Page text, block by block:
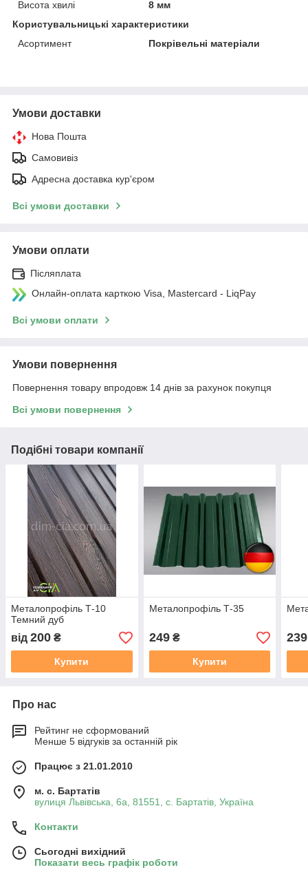
Висота хвилі
8 мм
Користувальницькі характеристики
Асортимент
Покрівельні матеріали
Умови доставки
Нова Пошта
Самовивіз
Адресна доставка кур'єром
Всі умови доставки
Умови оплати
Післяплата
Онлайн-оплата карткою Visa, Mastercard - LiqPay
Всі умови оплати
Умови повернення
Повернення товару впродовж 14 днів за рахунок покупця
Всі умови повернення
Подібні товари компанії
Металопрофіль Т-10
Темний дуб
від 200 ₴
Купити
Металопрофіль Т-35
249₴
Купити
239
Про нас
Рейтинг не сформований
Менше 5 відгуків за останній рік
Працює з 21.01.2010
м. с. Бартатів
вулиця Львівська, 6а, 81551, с. Бартатів, Україна
Контакти
Сьогодні вихідний
Показати весь графік роботи